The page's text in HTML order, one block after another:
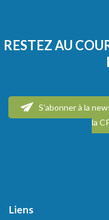
RESTEZ AU
S'abonner à la
la
Liens